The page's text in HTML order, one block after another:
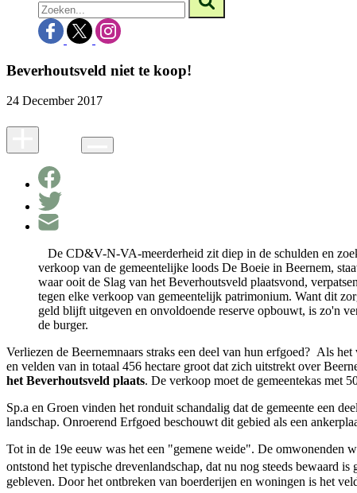
Beverhoutsveld niet te koop!
24 December 2017
De CD&V-N-VA-meerderheid zit diep in de schulden en
verkoop van de gemeentelijke loods De Boeie in Beernem,
waar ooit de Slag van het Beverhoutsveld plaatsvond,
tegen elke verkoop van gemeentelijk patrimonium. Want dit
geld blijft uitgeven en onvoldoende reserve opbouwt, is zo'n
de burger.
Verliezen de Beernemnaars straks een deel van hun erfgoed? Als
en velden van in totaal 456 hectare groot dat zich uitstrekt over
het Beverhoutsveld plaats. De verkoop moet de gemeentekas met
Sp.a en Groen vinden het ronduit schandalig dat de gemeente een
landschap. Onroerend Erfgoed beschouwt dit gebied als een
Tot in de 19e eeuw was het een "gemene weide". De omwonenden
ontstond het typische drevenlandschap, dat nu nog steeds bewaard
gebleven. Door het ontbreken van boerderijen en woningen is het